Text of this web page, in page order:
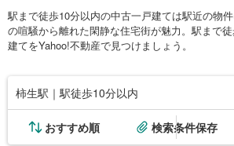
駅まで徒歩10分以内の中古一戸建ては駅近の物
の喧騒から離れた閑静な住宅街が魅力。駅まで
建てをYahoo!不動産で見つけましょう。
柿生駅｜駅徒歩10分以内
おすすめ順 検索条件保存